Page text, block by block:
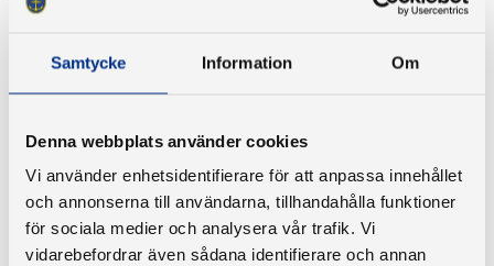
Samtycke Information Om
Denna webbplats använder cookies
Vi använder enhetsidentifierare för att anpassa innehållet
och annonserna till användarna, tillhandahålla funktioner
för sociala medier och analysera vår trafik. Vi
vidarebefordrar även sådana identifierare och annan
Anger bland annat max antal personer ombord, max last och max